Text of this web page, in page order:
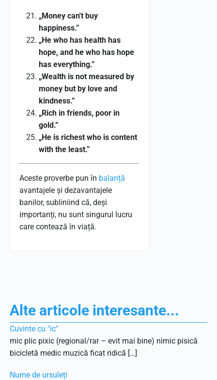
„Money can't buy
happiness.”
„He who has health has
hope, and he who has hope
has everything.”
„Wealth is not measured by
money but by love and
kindness.”
„Rich in friends, poor in
gold.”
„He is richest who is content
with the least.”
Aceste proverbe pun în balanță
avantajele și dezavantajele
banilor, subliniind că, deși
importanți, nu sunt singurul lucru
care contează în viață.
Alte articole interesante...
Cuvinte cu "ic"
mic plic pixic (regional/rar – evit mai bine) nimic pisică
bicicletă medic muzică ficat ridică […]
Nume de ursuleți